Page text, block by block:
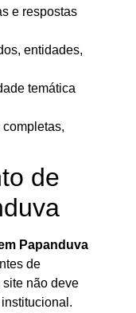
e respostas
entidades,
temática
de
Papanduva
de
não deve